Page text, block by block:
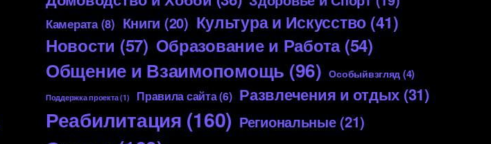
Камерата(8) Книги (20) Культура и Искусство (41)
Новости (57) Образование и Работа(54)
Общение и Взаимопомощь (96) Особыйвзгляд (4)
Поддержка проекта(1) Правила сайта(6) Развлечения и отдых (31)
Реабилитация (160) Региональные(21)